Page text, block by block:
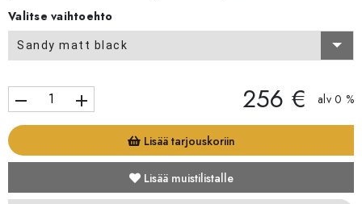
Valitse vaihtoehto
Sandy matt black
remove add 256 € alv 0 %
Lisää tarjouskoriin
Lisää muistilistalle